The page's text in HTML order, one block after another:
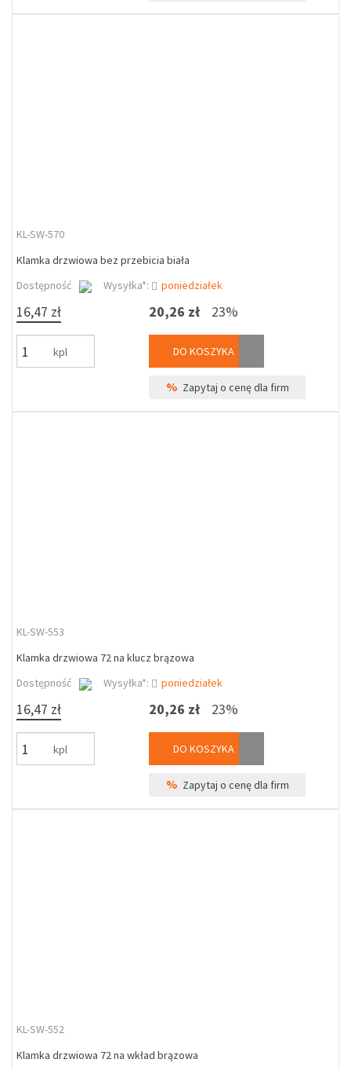
KL-SW-570
Klamka drzwiowa bez przebicia biała
Dostępność
Wysyłka*: poniedziałek
16,47 zł
kpl
20,26 zł 23%
DO KOSZYKA
% Zapytaj o cenę dla firm
KL-SW-553
Klamka drzwiowa 72 na klucz brązowa
Dostępność
Wysyłka*: poniedziałek
16,47 zł
kpl
20,26 zł 23%
DO KOSZYKA
% Zapytaj o cenę dla firm
KL-SW-552
Klamka drzwiowa 72 na wkład brązowa